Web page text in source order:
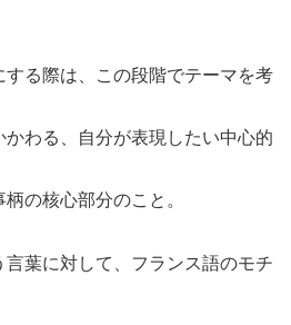
る際は、この段階でテーマを考
わる、自分が表現したい中心的
の核心部分のこと。
言葉に対して、フランス語のモチ